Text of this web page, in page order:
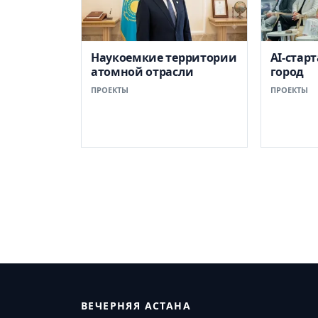
Наукоемкие территории
атомной отрасли
ПРОЕКТЫ
AI-
город
ПРОЕКТЫ
ВЕЧЕРНЯЯ АСТАНА